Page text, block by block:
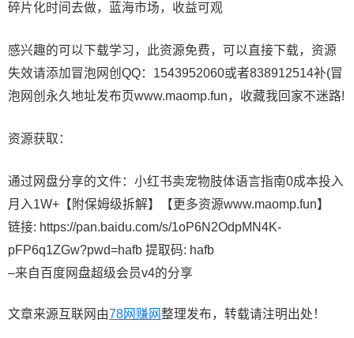
碎片化时间去做，蓝海市场，收益可观
感兴趣的可以下载学习，此资源免费，可以直接下载，资源
失效请添加冒泡网创QQ：1543952060或者838912514补(冒
泡网创永久地址发布页www.maomp.fun，收藏我回家不迷路!
资源获取：
通过网盘分享的文件：小红书卖宠物肢体语言指南0成本投入
月入1W+【附保姆级拆解】【更多资源www.maomp.fun】
链接: https://pan.baidu.com/s/1oP6N2OdpMN4K-
pFP6q1ZGw?pwd=hafb 提取码: hafb
–来自百度网盘超级会员v4的分享
文章来源互联网由78网赚网整理发布，转载请注明出处！